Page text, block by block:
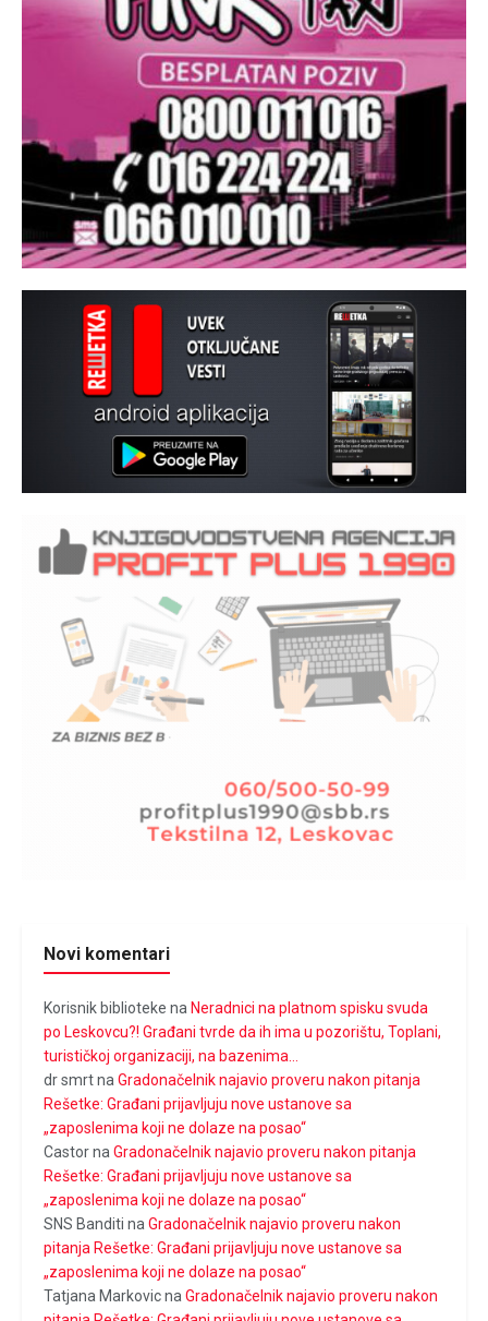
Novi komentari
Korisnik biblioteke na Neradnici na platnom spisku svuda
po Leskovcu?! Građani tvrde da ih ima u pozorištu, Toplani,
turističkoj organizaciji, na bazenima…
dr smrtna Gradonačelnik najavio proveru nakon pitanja
Rešetke: Građani prijavljuju nove ustanove sa
„zaposlenima koji ne dolaze na posao“
Castorna Gradonačelnik najavio proveru nakon pitanja
Rešetke: Građani prijavljuju nove ustanove sa
„zaposlenima koji ne dolaze na posao“
SNS Banditi na Gradonačelnik najavio proveru nakon
pitanja Rešetke: Građani prijavljuju nove ustanove sa
„zaposlenima koji ne dolaze na posao“
Tatjana Markovicna Gradonačelnik najavio proveru nakon